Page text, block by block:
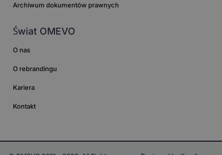
Archiwum dokumentów prawnych
Świat OMEVO
O nas
O rebrandingu
Kariera
Kontakt